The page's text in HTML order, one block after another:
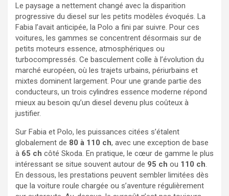
Le paysage a nettement changé avec la disparition
progressive du diesel sur les petits modèles évoqués. La
Fabia l’avait anticipée, la Polo a fini par suivre. Pour ces
voitures, les gammes se concentrent désormais sur de
petits moteurs essence, atmosphériques ou
turbocompressés. Ce basculement colle à l’évolution du
marché européen, où les trajets urbains, périurbains et
mixtes dominent largement. Pour une grande partie des
conducteurs, un trois cylindres essence moderne répond
mieux au besoin qu’un diesel devenu plus coûteux à
justifier.
Sur Fabia et Polo, les puissances citées s’étalent
globalement de 80 à 110 ch, avec une exception de base
à 65 ch côté Skoda. En pratique, le cœur de gamme le plus
intéressant se situe souvent autour de 95 ch ou 110 ch.
En dessous, les prestations peuvent sembler limitées dès
que la voiture roule chargée ou s’aventure régulièrement